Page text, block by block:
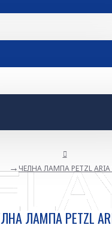
ЧЕЛНА ЛАМПА PETZL ARIA
ЛАМПА PETZL